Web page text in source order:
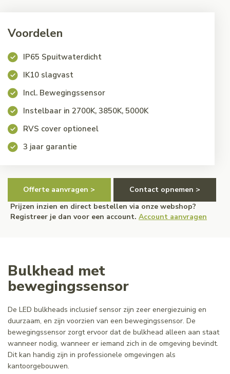
Voordelen
IP65 Spuitwaterdicht
IK10 slagvast
Incl. Bewegingssensor
Instelbaar in 2700K, 3850K, 5000K
RVS cover optioneel
3 jaar garantie
Offerte aanvragen >
Contact opnemen >
Prijzen inzien en direct bestellen via onze webshop?
Registreer je dan voor een account. Account aanvragen
Bulkhead met
bewegingssensor
De LED bulkheads inclusief sensor zijn zeer energiezuinig en
duurzaam, en zijn voorzien van een bewegingssensor. De
bewegingssensor zorgt ervoor dat de bulkhead alleen aan staat
wanneer nodig, wanneer er iemand zich in de omgeving bevindt.
Dit kan handig zijn in professionele omgevingen als
kantoorgebouwen.